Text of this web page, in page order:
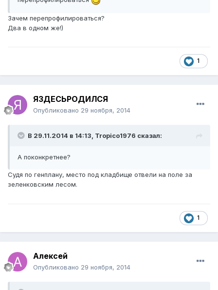
Зачем перепрофилироваться?
Два в одном же!)
1
ЯЗДЕСЬРОДИЛСЯ
Опубликовано 29 ноября, 2014
В 29.11.2014 в 14:13, Tropico1976 сказал:
А поконкретнее?
Судя по генплану, место под кладбище отвели на поле за
зеленковским лесом.
1
Алексей
Опубликовано 29 ноября, 2014